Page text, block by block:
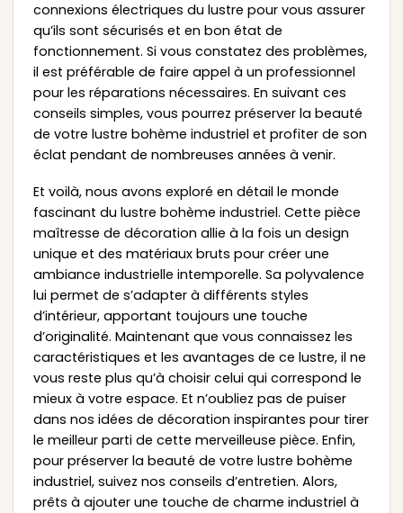
connexions électriques du lustre pour vous assurer
qu’ils sont sécurisés et en bon état de
fonctionnement. Si vous constatez des problèmes,
il est préférable de faire appel à un professionnel
pour les réparations nécessaires. En suivant ces
conseils simples, vous pourrez préserver la beauté
de votre lustre bohème industriel et profiter de son
éclat pendant de nombreuses années à venir.
Et voilà, nous avons exploré en détail le monde
fascinant du lustre bohème industriel. Cette pièce
maîtresse de décoration allie à la fois un design
unique et des matériaux bruts pour créer une
ambiance industrielle intemporelle. Sa polyvalence
lui permet de s’adapter à différents styles
d’intérieur, apportant toujours une touche
d’originalité. Maintenant que vous connaissez les
caractéristiques et les avantages de ce lustre, il ne
vous reste plus qu’à choisir celui qui correspond le
mieux à votre espace. Et n’oubliez pas de puiser
dans nos idées de décoration inspirantes pour tirer
le meilleur parti de cette merveilleuse pièce. Enfin,
pour préserver la beauté de votre lustre bohème
industriel, suivez nos conseils d’entretien. Alors,
prêts à ajouter une touche de charme industriel à